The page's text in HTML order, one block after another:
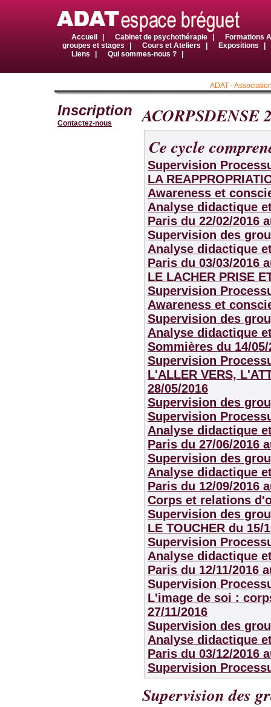
Accueil Cabinet de psychothérapie
Formations
groupes et stages
Cours et Ateliers Expositions
Liens
Qui sommes-nous ?
ADAT -
Inscription
Contactez-nous
ACORPSDENSE
Ce cycle
Supervision
LA
Awareness et
Analyse didactique
Paris du 22/02/2016
Supervision des
Analyse didactique
Paris du 03/03/2016
LE LACHER PRISE
Supervision
Awareness et
Supervision des
Analyse didactique
Sommières du 14/
Supervision
L'ALLER VERS,
28/05/2016
Supervision des
Supervision
Analyse didactique
Paris du 27/06/2016
Supervision des
Analyse didactique
Paris du 12/09/2016
Corps et relations
Supervision des
LE TOUCHER du 15/
Supervision
Analyse didactique
Paris du 12/11/2016
Supervision
L'image de soi :
27/11/2016
Supervision des
Analyse didactique
Paris du 03/12/2016
Supervision
Supervision des